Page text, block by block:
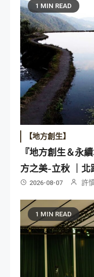
1 MIN READ
【地方創生】
『地方創生＆永
方之美-立秋 ｜北
2026-08-07 許
1 MIN READ